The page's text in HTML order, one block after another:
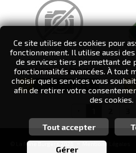
SCHWEPPS AGRUMES
1,50 €
© La Mine Burgers 2026 - Mentions Légales
Ce site utilise des cookies pour
fonctionnement. Il utilise aussi
de services tiers permettant de
fonctionnalités avancées. À tout
choisir quels services vous
afin de retirer votre
des cookies.
Personnalisation des
Vous êtes libre de choisir quels
Tout accepter
Gérer